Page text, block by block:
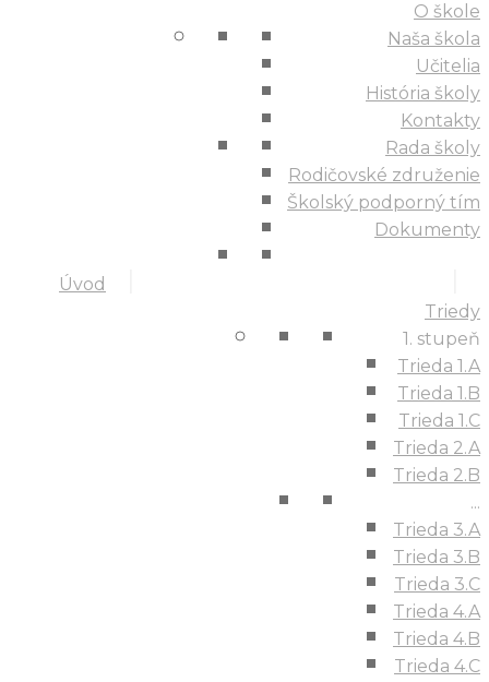
Úvod
O škole
Naša škola
Učitelia
História školy
Kontakty
Rada školy
Rodičovské združenie
Školský podporný tím
Dokumenty
Triedy
1. stupeň
Trieda 1.A
Trieda 1.B
Trieda 1.C
Trieda 2.A
Trieda 2.B
...
Trieda 3.A
Trieda 3.B
Trieda 3.C
Trieda 4.A
Trieda 4.B
Trieda 4.C